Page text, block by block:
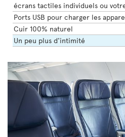
écrans tactiles individuels ou
Ports USB pour charger les
Cuir 100% naturel
Un peu plus d'intimité